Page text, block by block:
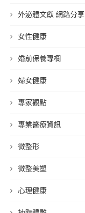
外泌體文獻 網路分享
女性健康
婚前保養專欄
婦女健康
專家觀點
專業醫療資訊
微整形
微整美塑
心理健康